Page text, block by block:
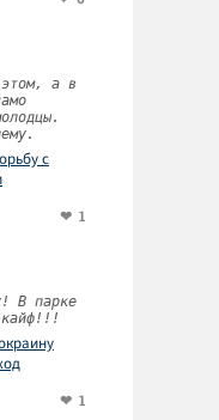
этом, а в
с
1
В парке
кайф!!!
1